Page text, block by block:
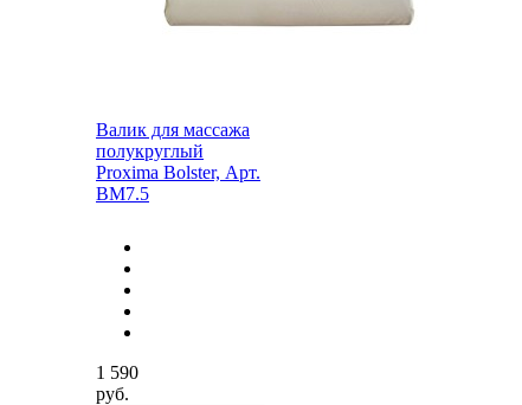
Валик для массажа
полукруглый
Proxima Bolster, Арт.
BM7.5
1 590
руб.